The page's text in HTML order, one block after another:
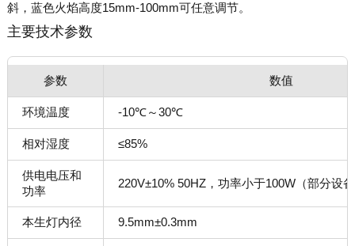
斜，蓝色火焰高度15mm-100mm可任意调节。
主要技术参数
参数 数值
环境温度 -10℃～30℃
相对湿度 ≤85%
供电电压和
功率
220V±10% 50HZ，功率小于100W（部分设
本生灯内径 9.5mm±0.3mm